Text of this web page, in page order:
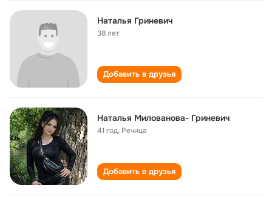
Наталья Гриневич
38 лет
Добавить в друзья
Наталья Милованова- Гриневич
41 год, Речица
Добавить в друзья